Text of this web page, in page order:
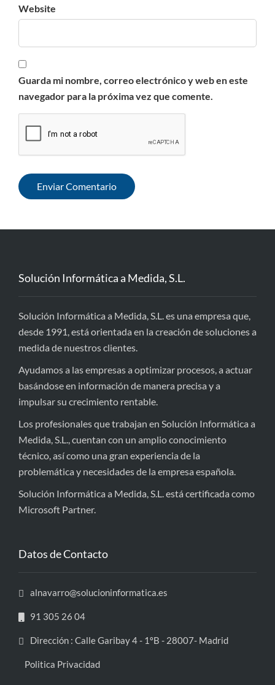
Website
Guarda mi nombre, correo electrónico y web en este
navegador para la próxima vez que comente.
Solución Informática a Medida, S.L.
Solución Informática a Medida, S.L. es una empresa que,
desde 1991, está orientada en la creación de soluciones a
medida de nuestros clientes.
Ayudamos a las empresas a optimizar procesos, a actuar
basándose en información de manera precisa y a
impulsar su crecimiento rentable.
Los profesionales que trabajan en Solución Informática a
Medida, S.L., cuentan con un amplio conocimiento
técnico, así como una gran experiencia de la
problemática y necesidades de la empresa española.
Solución Informática a Medida, S.L. está certificada como
Microsoft Partner.
Datos de Contacto
alnavarro@solucioninformatica.es
91 305 26 04
Dirección : Calle Garibay 4 - 1ºB - 28007- Madrid
Politica Privacidad